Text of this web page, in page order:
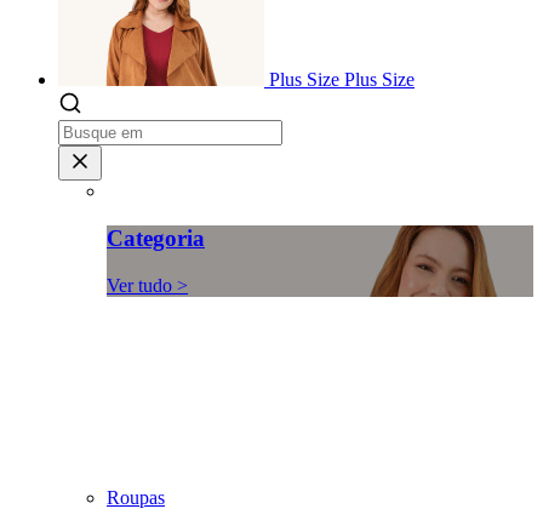
Plus Size Plus Size
Categoria
Ver tudo >
Roupas